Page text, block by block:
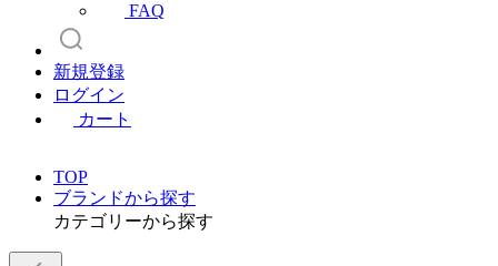
FAQ
新規登録
ログイン
カート
TOP
ブランドから探す
カテゴリーから探す